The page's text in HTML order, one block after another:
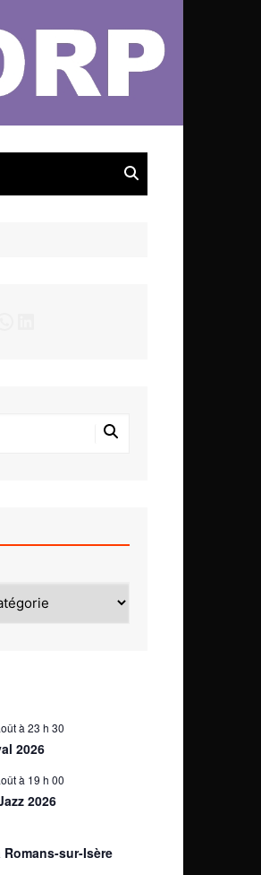
à 23 h 30
2026
à 19 h 00
2026
Romans-sur-Isère